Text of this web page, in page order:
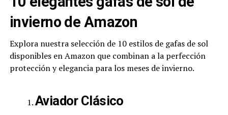
invierno de Amazon
Explora nuestra selección de 10 estilos de gafas de sol
disponibles en Amazon que combinan a la perfección
protección y elegancia para los meses de invierno.
Aviador Clásico